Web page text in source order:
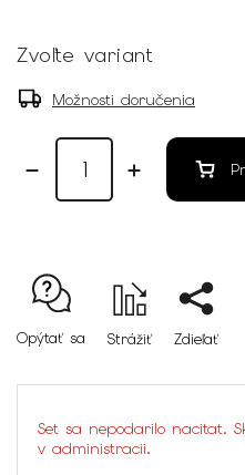
Zvoľte variant
Možnosti doručenia
Opýtať sa Strážiť Zdieľať
Set sa nepodarilo nacitat.
v administracii.